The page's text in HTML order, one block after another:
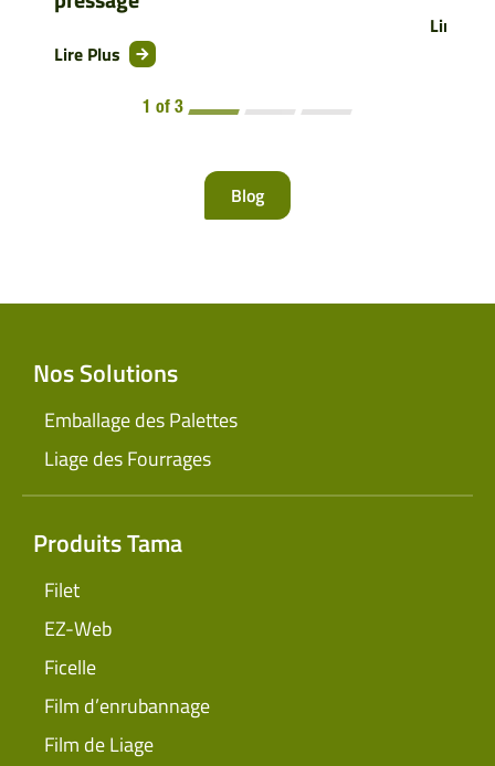
Lire Plus
Lire Plus
1 of 3
Blog
Nos Solutions
Emballage des Palettes
Liage des Fourrages
Produits Tama
Filet
EZ-Web
Ficelle
Film d’enrubannage
Film de Liage